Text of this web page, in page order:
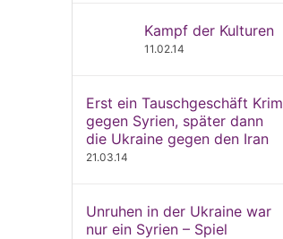
Kampf der Kulturen
11.02.14
Erst ein Tauschgeschäft Krim
gegen Syrien, später dann
die Ukraine gegen den Iran
21.03.14
Unruhen in der Ukraine war
nur ein Syrien – Spiel